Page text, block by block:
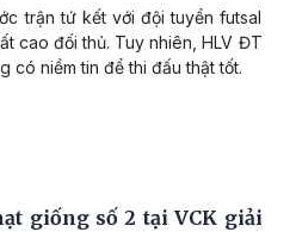
trận tứ kết với đội tuyển futsal
cao đối thủ. Tuy nhiên, HLV ĐT
có niềm tin để thi đấu thật tốt.
giống số 2 tại VCK giải